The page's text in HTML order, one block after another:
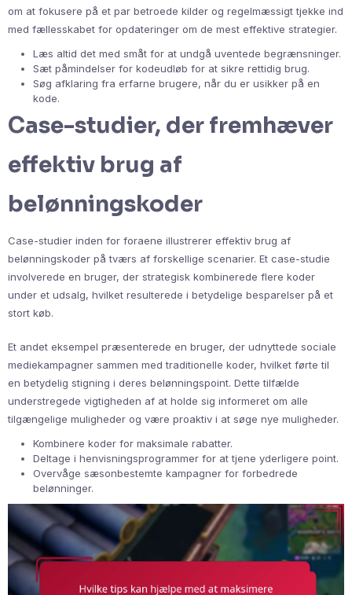
om at fokusere på et par betroede kilder og regelmæssigt tjekke ind
med fællesskabet for opdateringer om de mest effektive strategier.
Læs altid det med småt for at undgå uventede begrænsninger.
Sæt påmindelser for kodeudløb for at sikre rettidig brug.
Søg afklaring fra erfarne brugere, når du er usikker på en
kode.
Case-studier, der fremhæver
effektiv brug af
belønningskoder
Case-studier inden for foraene illustrerer effektiv brug af
belønningskoder på tværs af forskellige scenarier. Et case-studie
involverede en bruger, der strategisk kombinerede flere koder
under et udsalg, hvilket resulterede i betydelige besparelser på et
stort køb.
Et andet eksempel præsenterede en bruger, der udnyttede sociale
mediekampagner sammen med traditionelle koder, hvilket førte til
en betydelig stigning i deres belønningspoint. Dette tilfælde
understregede vigtigheden af at holde sig informeret om alle
tilgængelige muligheder og være proaktiv i at søge nye muligheder.
Kombinere koder for maksimale rabatter.
Deltage i henvisningsprogrammer for at tjene yderligere point.
Overvåge sæsonbestemte kampagner for forbedrede
belønninger.